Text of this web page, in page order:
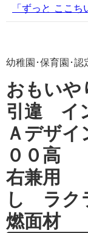
「ずっと ここ
幼稚園･保育園･
おもい
引違 イ
Ａデザ
００高
右兼用
し ラク
燃面材